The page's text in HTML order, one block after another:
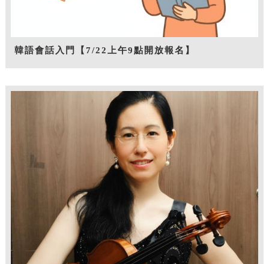
韓語會話入門【7/22上午9點開放報名】